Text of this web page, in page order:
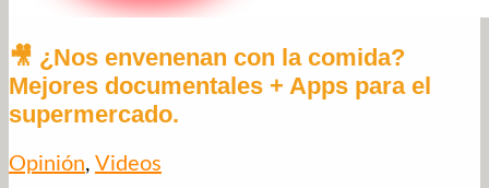
🎥 ¿Nos envenenan con la comida?
Mejores documentales + Apps para el
supermercado.
Opinión, Videos